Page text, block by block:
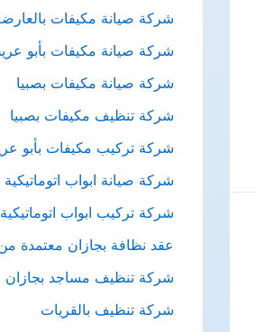
شركة صيانة مكيفات
شركة صيانة مكيفات بأبو
شركة صيانة مكيفات بصبيا
شركة تنظيف مكيفات بصبيا
شركة تركيب مكيفات بأبو
شركة صيانة ابواب اتوماتيكية
شركة تركيب ابواب
عقد نظافة بجازان معتمدة من
شركة تنظيف مساجد بجازان
شركة تنظيف بالقريات